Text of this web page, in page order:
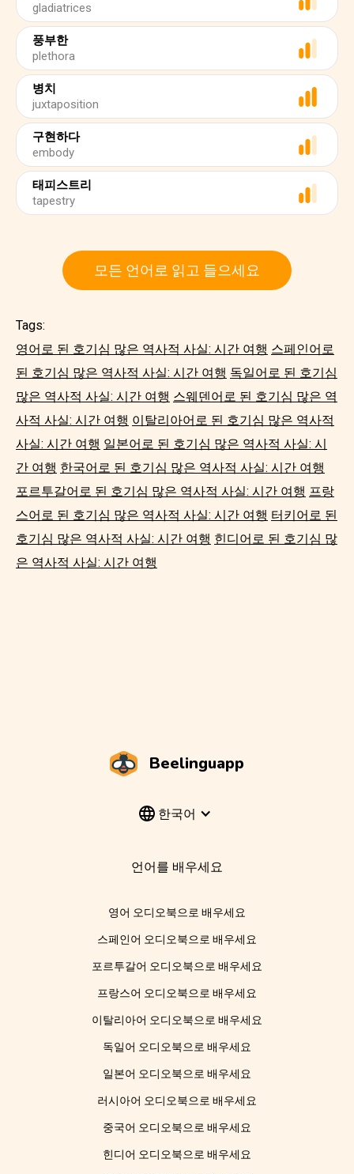
gladiatrices
풍부한
plethora
병치
juxtaposition
구현하다
embody
태피스트리
tapestry
모든 언어로 읽고 들으세요
Tags:
영어로 된 호기심 많은 역사적 사실: 시간 여행 스페인어로
된 호기심 많은 역사적 사실: 시간 여행 독일어로 된 호기심
많은 역사적 사실: 시간 여행 스웨덴어로 된 호기심 많은 역
사적 사실: 시간 여행 이탈리아어로 된 호기심 많은 역사적
사실: 시간 여행 일본어로 된 호기심 많은 역사적 사실: 시
간 여행 한국어로 된 호기심 많은 역사적 사실: 시간 여행
포르투갈어로 된 호기심 많은 역사적 사실: 시간 여행 프랑
스어로 된 호기심 많은 역사적 사실: 시간 여행 터키어로 된
호기심 많은 역사적 사실: 시간 여행 힌디어로 된 호기심 많
은 역사적 사실: 시간 여행
Beelinguapp
한국어
언어를 배우세요
영어 오디오북으로 배우세요
스페인어 오디오북으로 배우세요
포르투갈어 오디오북으로 배우세요
프랑스어 오디오북으로 배우세요
이탈리아어 오디오북으로 배우세요
독일어 오디오북으로 배우세요
일본어 오디오북으로 배우세요
러시아어 오디오북으로 배우세요
중국어 오디오북으로 배우세요
힌디어 오디오북으로 배우세요